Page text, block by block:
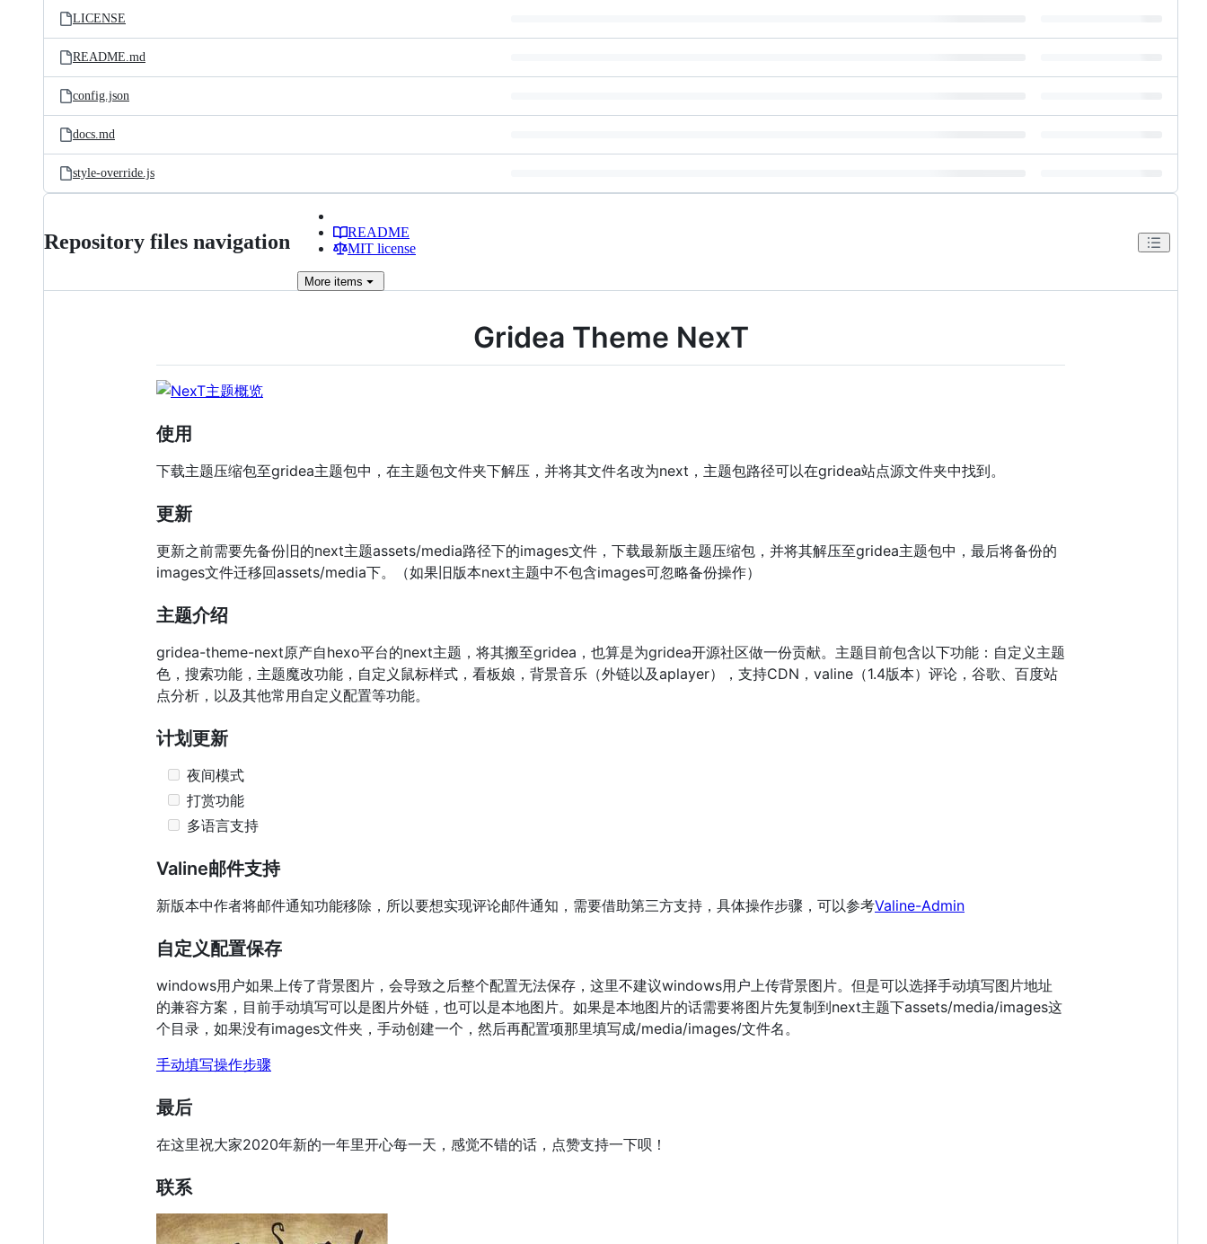
LICENSE
README.md
config.json
docs.md
style-override.js
Repository files navigation
README
MIT license
More items
Gridea Theme NexT
使用
下载主题压缩包至gridea主题包中，在主题包文件夹下解压，并将其文件名改为next，主题包路径可以在gridea站点源文件夹中找到。
更新
更新之前需要先备份旧的next主题assets/media路径下的images文件，下载最新版主题压缩包，并将其解压至gridea主题包中，最后将备份的
images文件迁移回assets/media下。（如果旧版本next主题中不包含images可忽略备份操作）
主题介绍
gridea-theme-next原产自hexo平台的next主题，将其搬至gridea，也算是为gridea开源社区做一份贡献。主题目前包含以下功能：自定义主题
色，搜索功能，主题魔改功能，自定义鼠标样式，看板娘，背景音乐（外链以及aplayer），支持CDN，valine（1.4版本）评论，谷歌、百度站
点分析，以及其他常用自定义配置等功能。
计划更新
夜间模式
打赏功能
多语言支持
Valine邮件支持
新版本中作者将邮件通知功能移除，所以要想实现评论邮件通知，需要借助第三方支持，具体操作步骤，可以参考Valine-Admin
自定义配置保存
windows用户如果上传了背景图片，会导致之后整个配置无法保存，这里不建议windows用户上传背景图片。但是可以选择手动填写图片地址
的兼容方案，目前手动填写可以是图片外链，也可以是本地图片。如果是本地图片的话需要将图片先复制到next主题下assets/media/images这
个目录，如果没有images文件夹，手动创建一个，然后再配置项那里填写成/media/images/文件名。
手动填写操作步骤
最后
在这里祝大家2020年新的一年里开心每一天，感觉不错的话，点赞支持一下呗！
联系